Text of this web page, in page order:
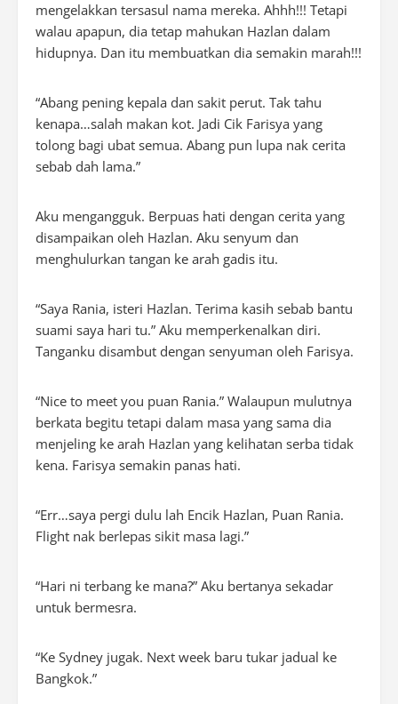
mengelakkan tersasul nama mereka. Ahhh!!! Tetapi
walau apapun, dia tetap mahukan Hazlan dalam
hidupnya. Dan itu membuatkan dia semakin marah!!!
“Abang pening kepala dan sakit perut. Tak tahu
kenapa…salah makan kot. Jadi Cik Farisya yang
tolong bagi ubat semua. Abang pun lupa nak cerita
sebab dah lama.”
Aku mengangguk. Berpuas hati dengan cerita yang
disampaikan oleh Hazlan. Aku senyum dan
menghulurkan tangan ke arah gadis itu.
“Saya Rania, isteri Hazlan. Terima kasih sebab bantu
suami saya hari tu.” Aku memperkenalkan diri.
Tanganku disambut dengan senyuman oleh Farisya.
“Nice to meet you puan Rania.” Walaupun mulutnya
berkata begitu tetapi dalam masa yang sama dia
menjeling ke arah Hazlan yang kelihatan serba tidak
kena. Farisya semakin panas hati.
“Err…saya pergi dulu lah Encik Hazlan, Puan Rania.
Flight nak berlepas sikit masa lagi.”
“Hari ni terbang ke mana?” Aku bertanya sekadar
untuk bermesra.
“Ke Sydney jugak. Next week baru tukar jadual ke
Bangkok.”